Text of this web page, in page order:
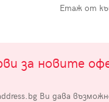
Етаж от
за новите
Ви дава